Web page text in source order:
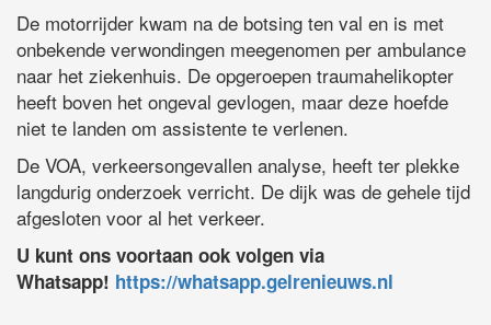
De motorrijder kwam na de botsing ten val en is met
onbekende verwondingen meegenomen per ambulance
naar het ziekenhuis. De opgeroepen traumahelikopter
heeft boven het ongeval gevlogen, maar deze hoefde
niet te landen om assistente te verlenen.
De VOA, verkeersongevallen analyse, heeft ter plekke
langdurig onderzoek verricht. De dijk was de gehele tijd
afgesloten voor al het verkeer.
U kunt ons voortaan ook volgen via
Whatsapp! https://whatsapp.gelrenieuws.nl